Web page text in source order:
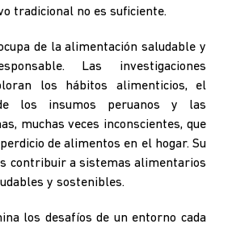
tradicional no es suficiente.
de la alimentación saludable y
Las investigaciones
los hábitos alimenticios, el
los insumos peruanos y las
muchas veces inconscientes, que
de alimentos en el hogar. Su
contribuir a sistemas alimentarios
y sostenibles.
los desafíos de un entorno cada